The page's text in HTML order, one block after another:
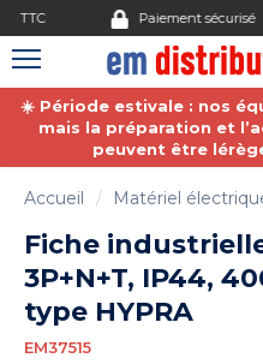
Paiement sécurisé
☀️ Période estivale : nos
mais la préparation et
peuvent être
Accueil Matériel
Fiche
3P+N+T, IP44,
type HYPRA
EM37515
Gestion des cookies